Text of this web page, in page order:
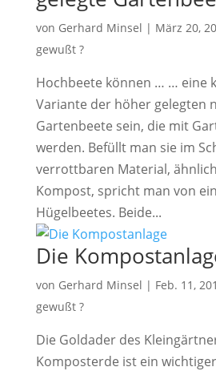
von Gerhard Minsel | März 20,
gewußt ?
Hochbeete können … … eine
Variante der höher gelegten
Gartenbeete sein, die mit
werden. Befüllt man sie im
verrottbaren Material,
Kompost, spricht man von
Hügelbeetes. Beide...
Die
von Gerhard Minsel | Feb. 11,
gewußt ?
Die Goldader des
Komposterde ist ein